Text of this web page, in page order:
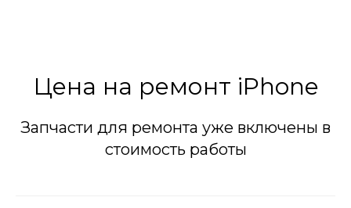
Цена на ремонт iPhone
Запчасти для ремонта уже включены в
стоимость работы